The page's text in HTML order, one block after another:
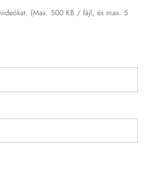
(Max. 500 KB / fájl, és max. 5